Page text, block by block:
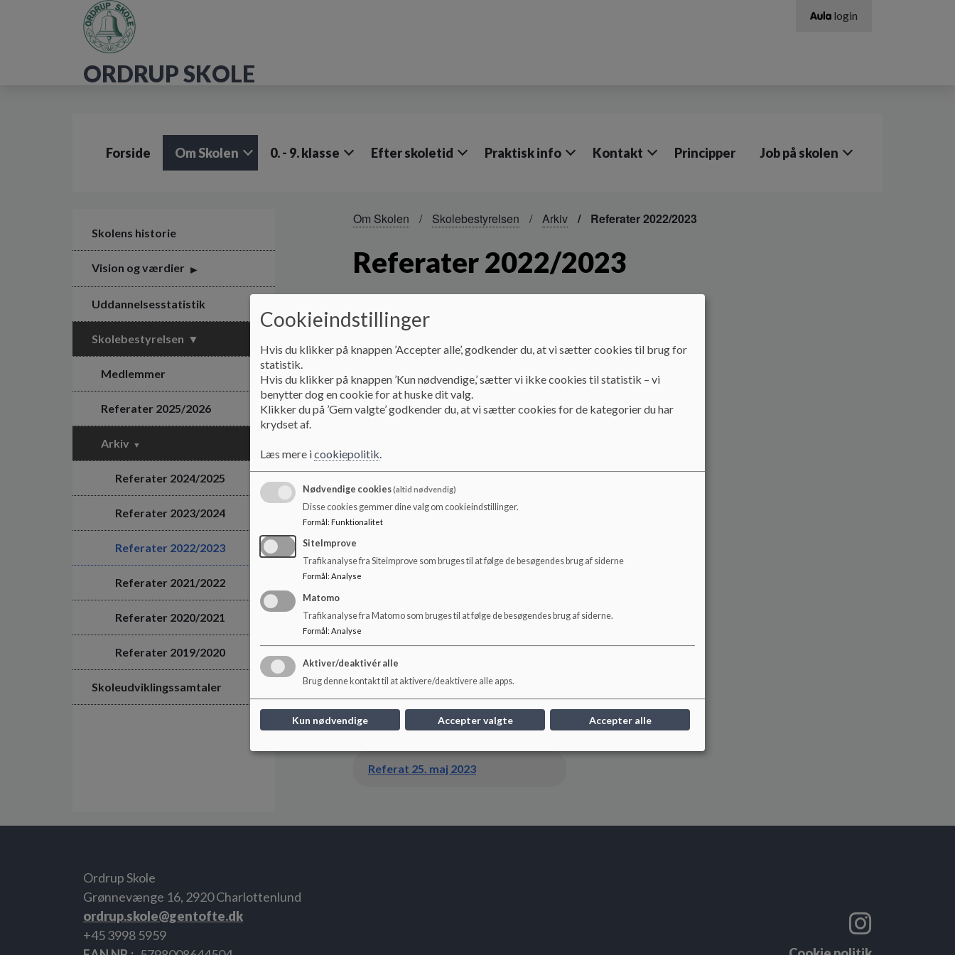
ORDRUP SKOLE
login
Forside Om Skolen 0. - 9. klasse Efter skoletid Praktisk info Kontakt Principper Job på skolen
Skolens historie
Vision og værdier
Uddannelsesstatistik
Skolebestyrelsen
Medlemmer
Referater 2025/2026
Arkiv
Referater 2024/2025
Referater 2023/2024
Referater 2022/2023
Referater 2021/2022
Referater 2020/2021
Referater 2019/2020
Skoleudviklingssamtaler
Om Skolen Skolebestyrelsen Arkiv Referater 2022/2023
Referater 2022/2023
Dokumenter
Referat 24. august 2022
Referat 25. oktober 2022
Referat 29. november 2022
Referat 14. december 2022
Referat 26. januar 2023
Referat 21. februar 2023
Referat 21. marts 2023
Referat 26. april 2023
Referat 25. maj 2023
Ordrup Skole
Grønnevænge 16, 2920 Charlottenlund
ordrup.skole@gentofte.dk
+45 3998 5959
Cookieindstillinger
Hvis du klikker på knappen ’Accepter alle’, godkender du, at vi sætter cookies til brug for
statistik.
Hvis du klikker på knappen ’Kun nødvendige,’ sætter vi ikke cookies til statistik – vi
benytter dog en cookie for at huske dit valg.
Klikker du på ’Gem valgte’ godkender du, at vi sætter cookies for de kategorier du har
krydset af.
Læs mere icookiepolitik.
Nødvendige cookies(altid nødvendig)
Disse cookies gemmer dine valg om cookieindstillinger.
Formål: Funktionalitet
SiteImprove
Trafikanalyse fra Siteimprove som bruges til at følge de besøgendes brug af siderne
Formål : Analyse
Matomo
Trafikanalyse fra Matomo som bruges til at følge de besøgendes brug af siderne.
Formål : Analyse
Aktiver/deaktivér alle
Brug denne kontakt til at aktivere/deaktivere alle apps.
Kun nødvendige Accepter valgte Accepter alle